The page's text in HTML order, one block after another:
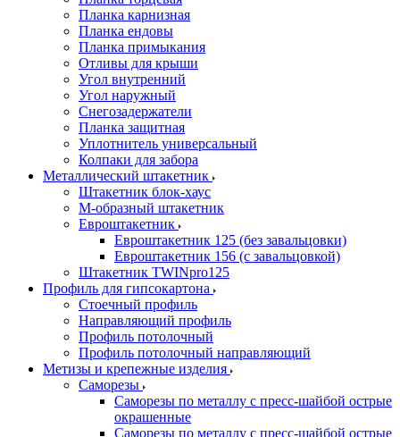
Планка карнизная
Планка ендовы
Планка примыкания
Отливы для крыши
Угол внутренний
Угол наружный
Снегозадержатели
Планка защитная
Уплотнитель универсальный
Колпаки для забора
Металлический штакетник
Штакетник блок-хаус
М-образный штакетник
Евроштакетник
Евроштакетник 125 (без завальцовки)
Евроштакетник 156 (с завальцовкой)
Штакетник TWINpro125
Профиль для гипсокартона
Стоечный профиль
Направляющий профиль
Профиль потолочный
Профиль потолочный направляющий
Метизы и крепежные изделия
Саморезы
Саморезы по металлу с пресс-шайбой острые
окрашенные
Саморезы по металлу с пресс-шайбой острые